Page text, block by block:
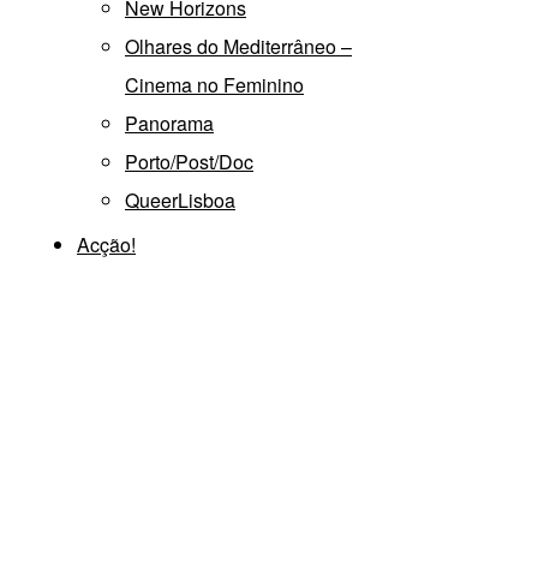
New Horizons
Olhares do Mediterrâneo –
Cinema no Feminino
Panorama
Porto/Post/Doc
QueerLisboa
Acção!